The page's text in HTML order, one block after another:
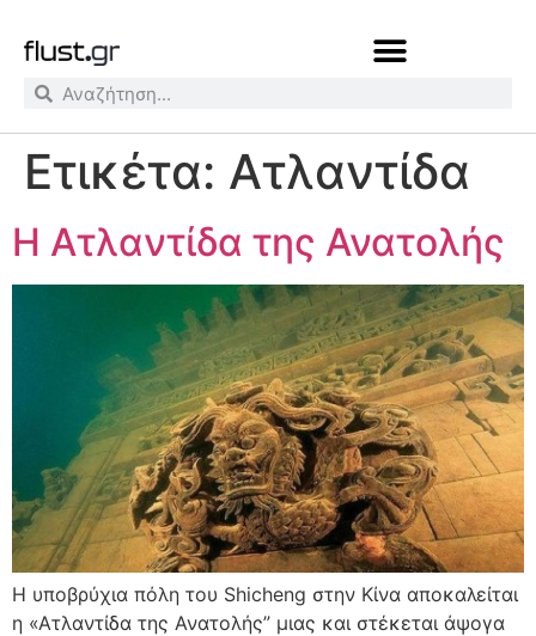
Ετικέτα: Ατλαντίδα
Η Ατλαντίδα της Ανατολής
H υποβρύχια πόλη του Shicheng στην Κίνα αποκαλείται
η «Ατλαντίδα της Ανατολής” μιας και στέκεται άψογα